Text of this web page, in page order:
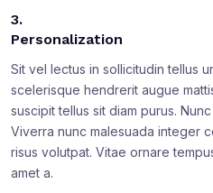
3.
Personalization
Sit vel lectus in sollicitudin tellus
scelerisque hendrerit augue
suscipit tellus sit diam purus.
Viverra nunc malesuada integer
risus volutpat. Vitae ornare
amet a.